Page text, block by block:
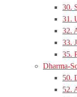
30.
31.
32.
33.
35.
Dharma-
50.
52.